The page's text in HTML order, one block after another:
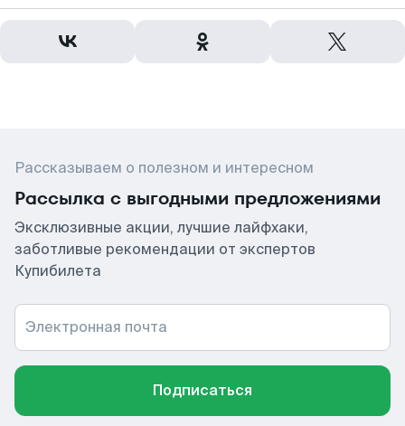
Рассказываем о полезном и интересном
Рассылка с выгодными предложениями
Эксклюзивные акции, лучшие лайфхаки,
заботливые рекомендации от экспертов
Купибилета
Электронная почта
Подписаться